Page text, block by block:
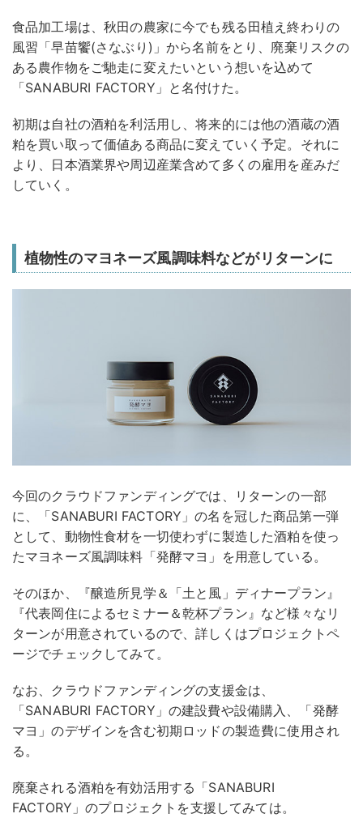
食品加工場は、秋田の農家に今でも残る田植え終わりの
風習「早苗饗(さなぶり)」から名前をとり、廃棄リスクの
ある農作物をご馳走に変えたいという想いを込めて
「SANABURI FACTORY」と名付けた。
初期は自社の酒粕を利活用し、将来的には他の酒蔵の酒
粕を買い取って価値ある商品に変えていく予定。それに
より、日本酒業界や周辺産業含めて多くの雇用を産みだ
していく。
植物性のマヨネーズ風調味料などがリターンに
今回のクラウドファンディングでは、リターンの一部
に、「SANABURI FACTORY」の名を冠した商品第一弾
として、動物性食材を一切使わずに製造した酒粕を使っ
たマヨネーズ風調味料「発酵マヨ」を用意している。
そのほか、『醸造所見学＆「土と風」ディナープラン』
『代表岡住によるセミナー＆乾杯プラン』など様々なリ
ターンが用意されているので、詳しくはプロジェクトペ
ージでチェックしてみて。
なお、クラウドファンディングの支援金は、
「SANABURI FACTORY」の建設費や設備購入、「発酵
マヨ」のデザインを含む初期ロッドの製造費に使用され
る。
廃棄される酒粕を有効活用する「SANABURI
FACTORY」のプロジェクトを支援してみては。